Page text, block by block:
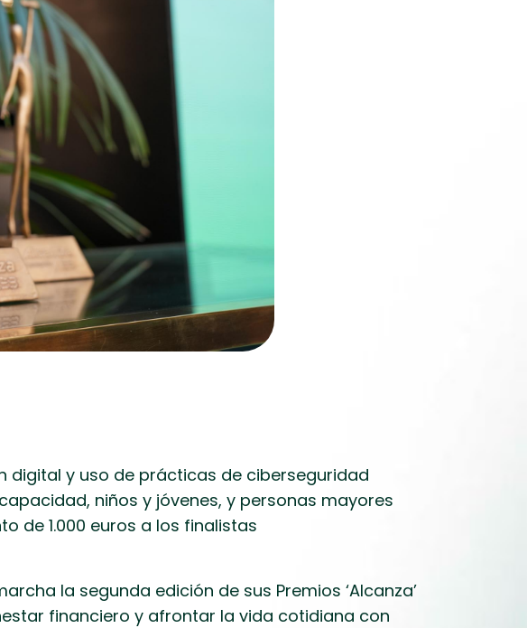
y uso de prácticas de ciberseguridad
niños y jóvenes, y personas mayores
de 1.000 euros a los finalistas
la segunda edición de sus Premios ‘Alcanza’
financiero y afrontar la vida cotidiana con